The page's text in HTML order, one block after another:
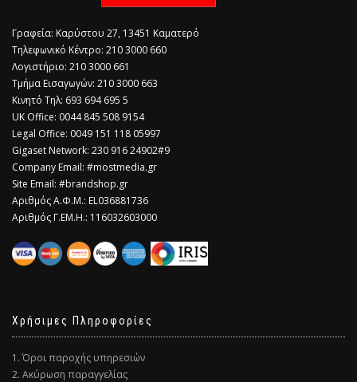
Γραφεία: Καρύστου 27, 13451 Καματερό
Τηλεφωνικό Κέντρο: 210 3000 660
Λογιστήριο: 210 3000 661
Τμήμα Εισαγωγών: 210 3000 663
Κινητό Τηλ: 693 694 695 5
​UK Office: 0044 845 508 9154
Legal Office: 0049 151 118 05997
Gigaset Network: 230 916 24902#9
Company Email: #mostmedia.gr
Site Email: #brandshop.gr
Αριθμός Α.Φ.Μ.: EL036881736
Αριθμός Γ.ΕΜ.Η.: 116032603000
Χρήσιμες Πληροφορίες
1. Όροι παροχής υπηρεσιών
2. Ακύρωση παραγγελίας